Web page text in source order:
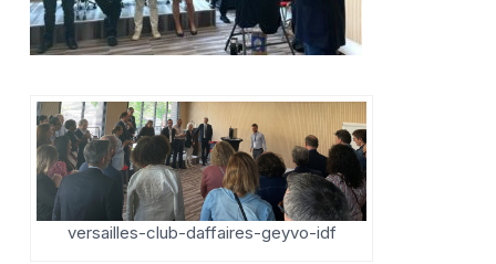
versailles-club-daffaires-geyvo-idf